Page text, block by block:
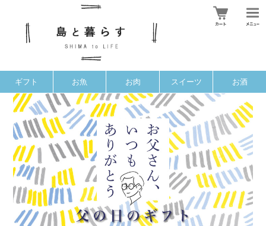
ギフト お魚 お肉 スイーツ お酒